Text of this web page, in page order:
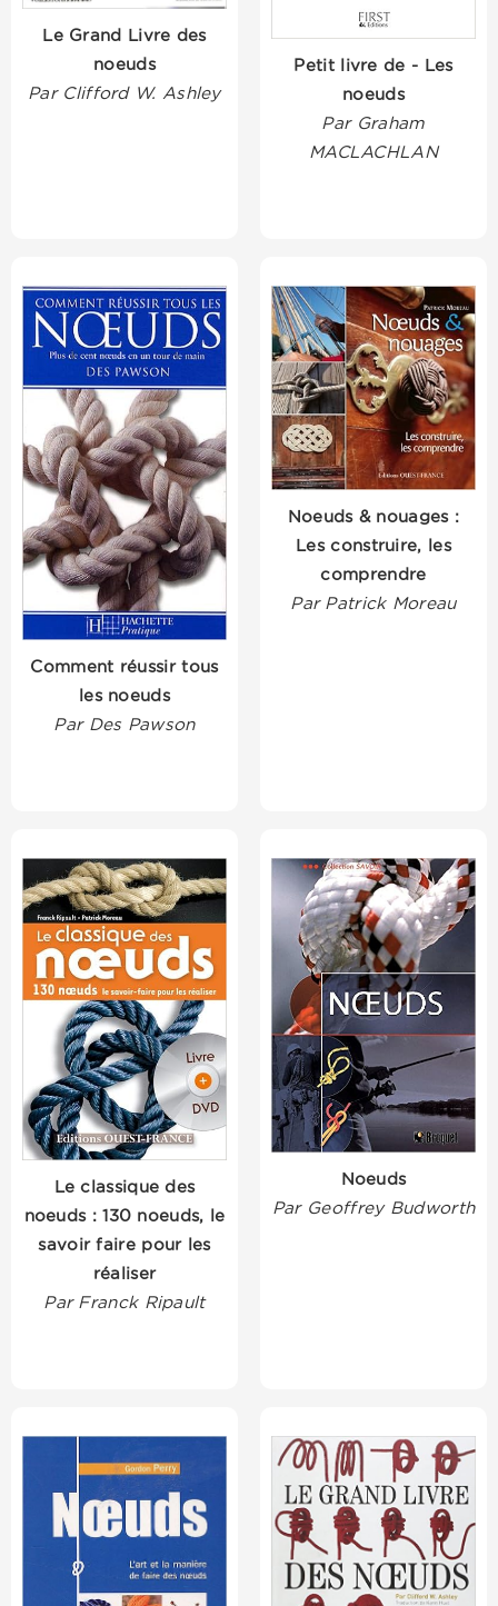
Le Grand Livre des
noeuds
Par Clifford W. Ashley
Petit livre de - Les
noeuds
Par Graham
MACLACHLAN
Comment réussir tous
les noeuds
Par Des Pawson
Noeuds & nouages :
Les construire, les
comprendre
Par Patrick Moreau
Le classique des
noeuds : 130 noeuds, le
savoir faire pour les
réaliser
Par Franck Ripault
Noeuds
Par Geoffrey Budworth